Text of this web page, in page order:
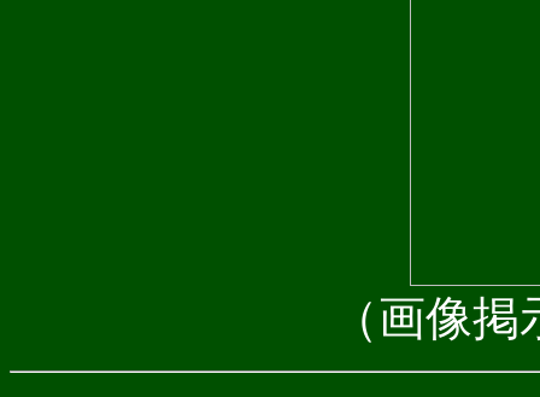
（画像